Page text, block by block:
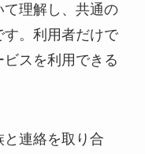
理解し、共通の
。利用者だけで
スを利用できる
連絡を取り合